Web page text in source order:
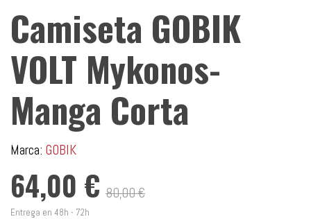
Camiseta GOBIK
VOLT Mykonos-
Manga Corta
Marca: GOBIK
64,00 € 80,00 €
Entrega en 48h - 72h